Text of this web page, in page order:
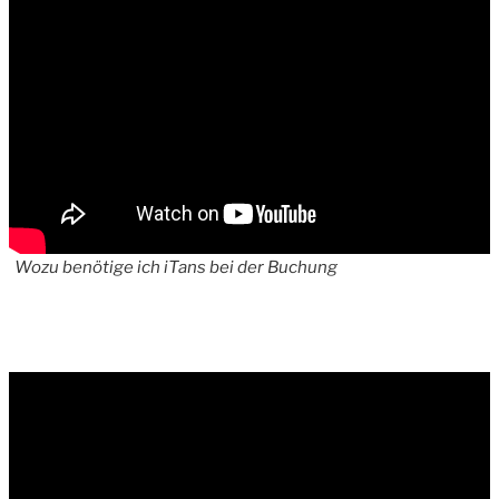
Wozu benötige ich iTans bei der Buchung